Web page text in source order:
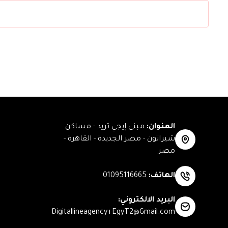
العنوان: مبنى إيجي تريد - مساكن
شيراتون - مصر الجديدة - القاهرة -
مصر
الهاتف:
01095116665
البريد الالكتروني:
Digitallineagency+EgyT2@Gmail.com